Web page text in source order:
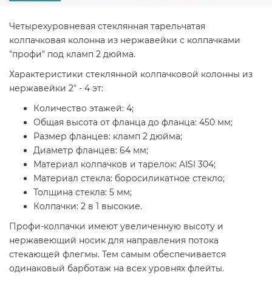
Четырехуровневая стеклянная тарельчатая
колпачковая колонна из нержавейки с колпачками
"профи" под кламп 2 дюйма.
Характеристики стеклянной колпачковой колонны из
нержавейки 2" - 4 эт:
Количество этажей: 4;
Общая высота от фланца до фланца: 450 мм;
Размер фланцев: кламп 2 дюйма;
Диаметр фланцев: 64 мм;
Материал колпачков и тарелок: AISI 304;
Материал стекла: боросиликатное стекло;
Толщина стекла: 5 мм;
Колпачки: 2 в 1 высокие.
Профи-колпачки имеют увеличенную высоту и
нержавеющий носик для направления потока
стекающей флегмы. Тем самым обеспечивается
одинаковый барботаж на всех уровнях флейты.